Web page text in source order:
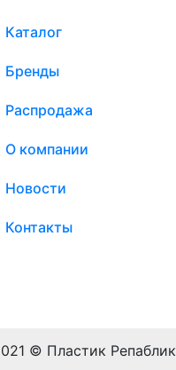
Каталог
Бренды
Распродажа
О компании
Новости
Контакты
© Пластик Репаблик